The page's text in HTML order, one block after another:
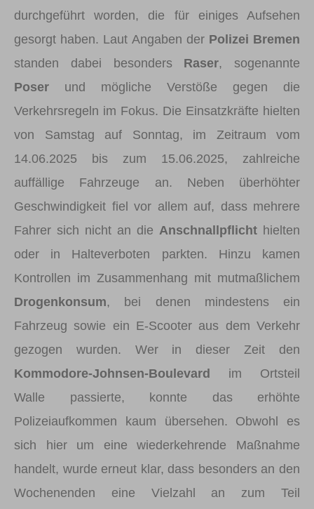
durchgeführt worden, die für einiges Aufsehen
gesorgt haben. Laut Angaben der Polizei Bremen
standen dabei besonders Raser, sogenannte
Poser und mögliche Verstöße gegen die
Verkehrsregeln im Fokus. Die Einsatzkräfte hielten
von Samstag auf Sonntag, im Zeitraum vom
14.06.2025 bis zum 15.06.2025, zahlreiche
auffällige Fahrzeuge an. Neben überhöhter
Geschwindigkeit fiel vor allem auf, dass mehrere
Fahrer sich nicht an die Anschnallpflicht hielten
oder in Halteverboten parkten. Hinzu kamen
Kontrollen im Zusammenhang mit mutmaßlichem
Drogenkonsum, bei denen mindestens ein
Fahrzeug sowie ein E-Scooter aus dem Verkehr
gezogen wurden. Wer in dieser Zeit den
Kommodore-Johnsen-Boulevard
im Ortsteil
Walle passierte, konnte das erhöhte
Polizeiaufkommen kaum übersehen. Obwohl es
sich hier um eine wiederkehrende Maßnahme
handelt, wurde erneut klar, dass besonders an den
Wochenenden eine Vielzahl an zum Teil